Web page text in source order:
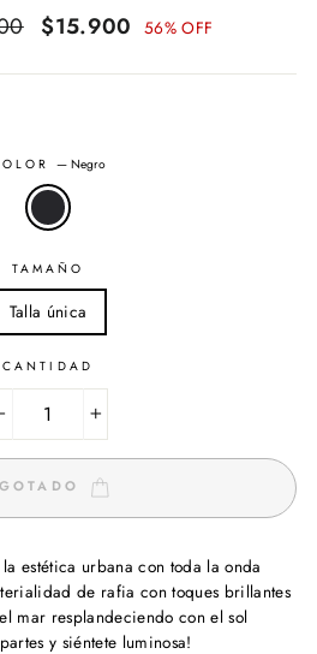
Precio
oferta
$15.900 56% OFF
—Negro
TAMAÑO
Talla única
CANTIDAD
estética urbana con toda la onda
de rafia con toques brillantes
mar resplandeciendo con el sol
y siéntete luminosa!